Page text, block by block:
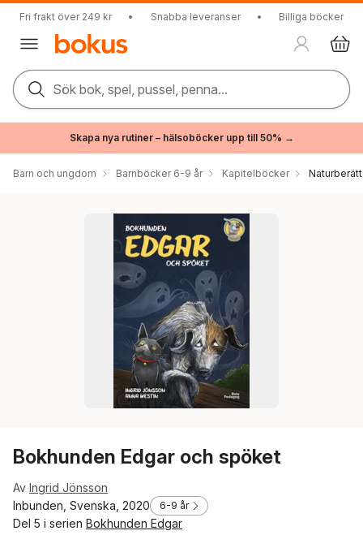
Fri frakt över 249 kr • Snabba leveranser • Billiga böcker
Sök bok, spel, pussel, penna...
Skapa nya rutiner – hälsoböcker upp till 50% →
Barn och ungdom Barnböcker 6-9 år Kapitelböcker
Bokhunden Edgar och spöket
Av Ingrid Jönsson
Inbunden, Svenska, 2020
6-9 år
Del 5 i serien Bokhunden Edgar